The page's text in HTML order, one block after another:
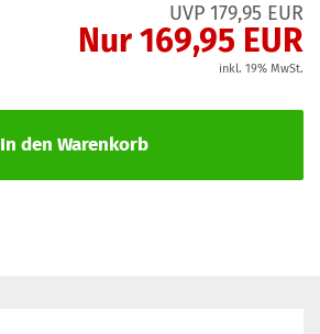
UVP 179,95 EUR
Nur 169,95 EUR
inkl. 19% MwSt.
In den Warenkorb